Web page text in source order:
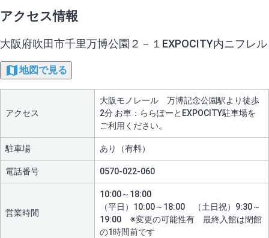
アクセス情報
大阪府吹田市千里万博公園２－１EXPOCITY内ニフレル
地図で見る
アクセス
大阪モノレール 万博記念公園駅より徒歩
2分 お車：ららぽーとEXPOCITY駐車場を
ご利用ください。
駐車場 あり（有料）
電話番号 0570-022-060
営業時間
10:00～18:00
（平日）10:00～18:00 （土日祝）9:30～
19:00 ※変更の可能性有 最終入館は閉館
の1時間前です